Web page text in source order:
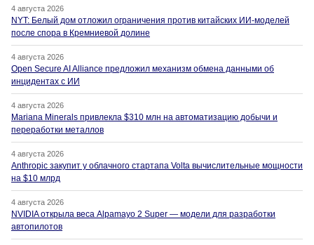
4 августа 2026
NYT: Белый дом отложил ограничения против китайских ИИ-моделей
после спора в Кремниевой долине
4 августа 2026
Open Secure AI Alliance предложил механизм обмена данными об
инцидентах с ИИ
4 августа 2026
Mariana Minerals привлекла $310 млн на автоматизацию добычи и
переработки металлов
4 августа 2026
Anthropic закупит у облачного стартапа Volta вычислительные мощности
на $10 млрд
4 августа 2026
NVIDIA открыла веса Alpamayo 2 Super — модели для разработки
автопилотов